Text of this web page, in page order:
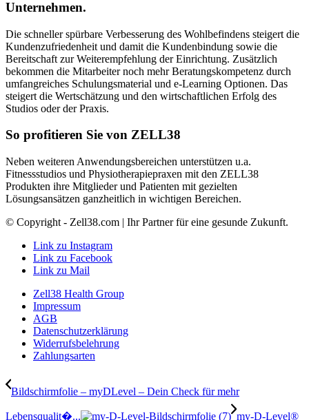
Unternehmen.
Die schneller spürbare Verbesserung des Wohlbefindens steigert die
Kundenzufriedenheit und damit die Kundenbindung sowie die
Bereitschaft zur Weiterempfehlung der Einrichtung. Zusätzlich
bekommen die Mitarbeiter noch mehr Beratungskompetenz durch
umfangreiches Schulungsmaterial und e-Learning Optionen. Das
steigert die Wertschätzung und den wirtschaftlichen Erfolg des
Studios oder der Praxis.
So profitieren Sie von ZELL38
Neben weiteren Anwendungsbereichen unterstützen u.a.
Fitnessstudios und Physiotherapiepraxen mit den ZELL38
Produkten ihre Mitglieder und Patienten mit gezielten
Lösungsansätzen ganzheitlich in wichtigen Bereichen.
© Copyright - Zell38.com | Ihr Partner für eine gesunde Zukunft.
Link zu Instagram
Link zu Facebook
Link zu Mail
Zell38 Health Group
Impressum
AGB
Datenschutzerklärung
Widerrufsbelehrung
Zahlungsarten
Bildschirmfolie – myDLevel – Dein Check für mehr
Lebensqualit�... my-D-Level®